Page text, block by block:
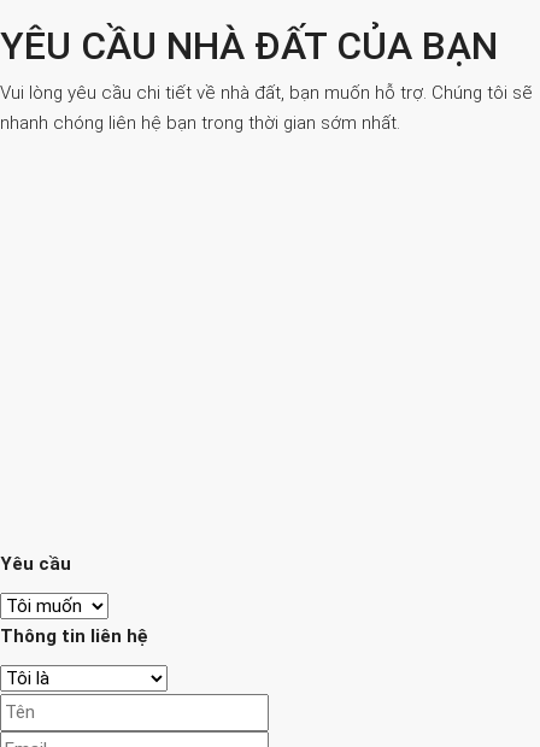
YÊU CẦU NHÀ ĐẤT CỦA BẠN
Vui lòng yêu cầu chi tiết về nhà đất, bạn muốn hỗ trợ. Chúng tôi sẽ
nhanh chóng liên hệ bạn trong thời gian sớm nhất.
Yêu cầu
Thông tin liên hệ